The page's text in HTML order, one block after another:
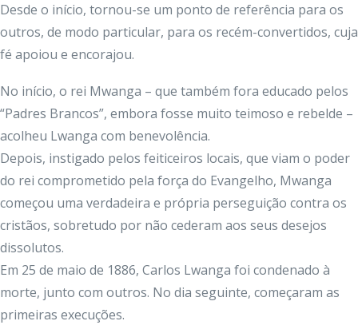
Desde o início, tornou-se um ponto de referência para os
outros, de modo particular, para os recém-convertidos, cuja
fé apoiou e encorajou.
No início, o rei Mwanga – que também fora educado pelos
“Padres Brancos”, embora fosse muito teimoso e rebelde –
acolheu Lwanga com benevolência.
Depois, instigado pelos feiticeiros locais, que viam o poder
do rei comprometido pela força do Evangelho, Mwanga
começou uma verdadeira e própria perseguição contra os
cristãos, sobretudo por não cederam aos seus desejos
dissolutos.
Em 25 de maio de 1886, Carlos Lwanga foi condenado à
morte, junto com outros. No dia seguinte, começaram as
primeiras execuções.